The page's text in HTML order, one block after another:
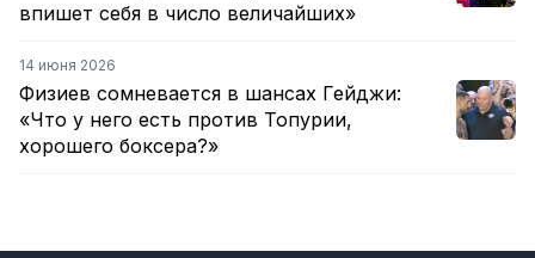
впишет себя в число величайших»
14 июня 2026
Физиев сомневается в шансах Гейджи:
«Что у него есть против Топурии,
хорошего боксера?»